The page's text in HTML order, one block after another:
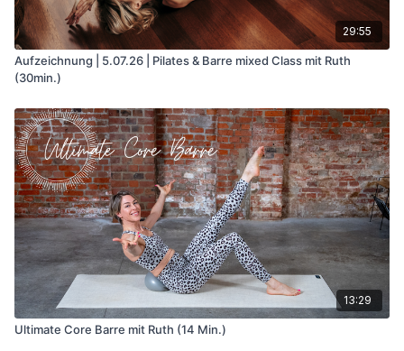
29:55
Aufzeichnung | 5.07.26 | Pilates & Barre mixed Class mit Ruth
(30min.)
13:29
Ultimate Core Barre mit Ruth (14 Min.)